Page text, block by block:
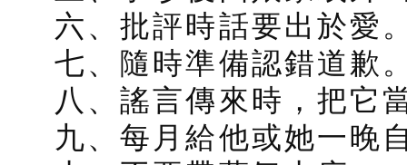
六、批評時話要出於愛
七、隨時準備認錯道歉
八、謠言傳來時，把它
九、每月給他或她一晚